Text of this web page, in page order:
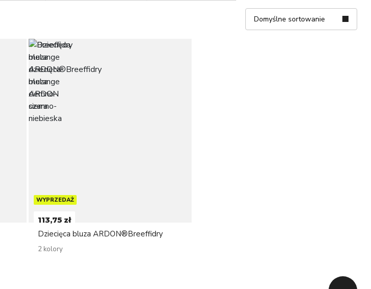
Domyślne sortowanie
WYPRZEDAŻ
113,75 zł
Dziecięca bluza ARDON®Breeffidry
2 kolory